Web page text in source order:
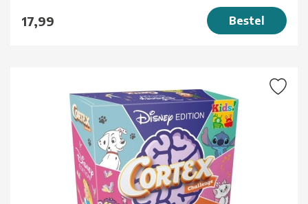
17,99 Bestel